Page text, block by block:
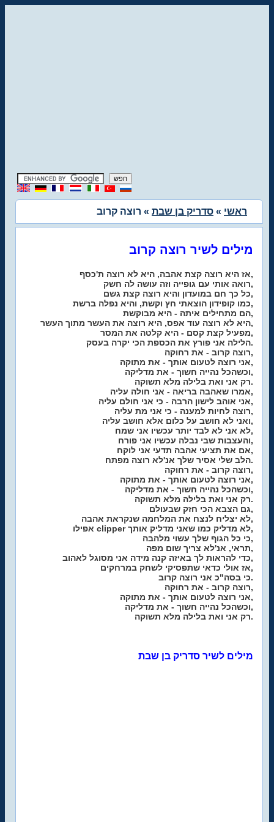
ראשי » סדריק בן שבת » רוצה קרוב
מילים לשיר רוצה קרוב
אז היא רוצה קצת אהבה, היא לא רוצה ת'כסף,
רואה אותי עם גופייה וזה עושה לה חשק,
כל כך חם במועדון והיא רוצה קצת גשם,
כמו קופידון הוצאתי חץ וקשת, והיא נפלה ברשת,
הם מתחילים איתה - היא מבוקשת,
היא לא רוצה עוד אפס, היא רוצה את העשר מתוך העשר,
מפעיל קצת קסם - היא קלטה את המסר,
הלילה אני פורץ את הכספת הכי יקרה בעסק.
רוצה קרוב - את רחוקה,
אני רוצה לטעום אותך - את מתוקה,
וכשהכל נהייה חשוך - את מדליקה,
רק אני ואת בלילה מלא תשוקה.
אמרו שאהבה בריאה - אני חולה עליה,
אני אוהב לישון הרבה - כי אני חולם עליה,
רוצה לחיות למענה - כי אני מת עליה,
ואני לא חושב על כלום אלא חושב עליה,
לא אני לא לבד יותר עכשיו אני שמח,
והעצבות שבי נבלה עכשיו אני פורח,
אם את תציעי אהבה תדעי אני לוקח,
הלב שלי אסיר שלך אנ'לא רוצה מפתח.
רוצה קרוב - את רחוקה,
אני רוצה לטעום אותך - את מתוקה,
וכשהכל נהייה חשוך - את מדליקה,
רק אני ואת בלילה מלא תשוקה.
גם הצבא הכי חזק שבעולם,
לא יצליח לנצח את המלחמה שנקראת אהבה,
אפילו clipper לא מדליק כמו שאני מדליק אותך,
כי כל הגוף שלך עשוי מלהבה,
תראי, אנ'לא צריך שום מפה,
כדי להראות לך באיזה קנה מידה אני מסוגל לאהוב,
אז אולי כדאי שתפסיקי לשחק במרחקים,
כי בסה"כ אני רוצה קרוב.
רוצה קרוב - את רחוקה,
אני רוצה לטעום אותך - את מתוקה,
וכשהכל נהייה חשוך - את מדליקה,
רק אני ואת בלילה מלא תשוקה.
מילים לשיר סדריק בן שבת